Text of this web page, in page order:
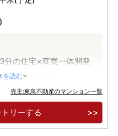
分の住宅×商業一体開発
Platinum Life
ェクト始動
を読む
売主:東急不動産のマンション一覧
リーする